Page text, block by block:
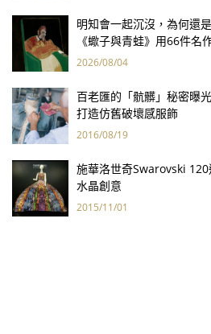
明知會一起沉沒，為何還
《蠍子與青蛙》用66件名
2026/08/04
百老匯的「骯髒」秘密曝
打造仿舊破壞感服飾
2016/08/19
施華洛世奇Swarovski
水晶創意
2015/11/01